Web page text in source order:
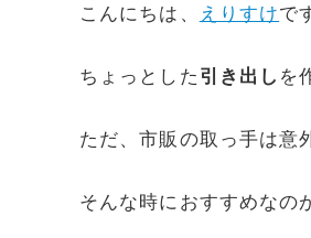
こんにちは、 えりすけで
ちょっとした 引き出し を
ただ、市販の取っ手は意
そんな時におすすめなの